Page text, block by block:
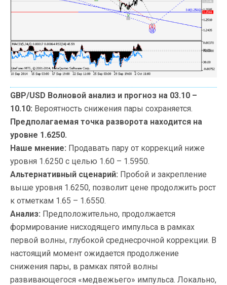
GBP/USD Волновой анализ и прогноз на 03.10 –
10.10: Вероятность снижения пары сохраняется.
Предполагаемая точка разворота находится на
уровне 1.6250.
Наше мнение: Продавать пару от коррекций ниже
уровня 1.6250 с целью 1.60 – 1.5950.
Альтернативный сценарий: Пробой и закрепление
выше уровня 1.6250, позволит цене продолжить рост
к отметкам 1.65 – 1.6550.
Анализ: Предположительно, продолжается
формирование нисходящего импульса в рамках
первой волны, глубокой среднесрочной коррекции. В
настоящий момент ожидается продолжение
снижения пары, в рамках пятой волны
развивающегося «медвежьего» импульса. Локально,